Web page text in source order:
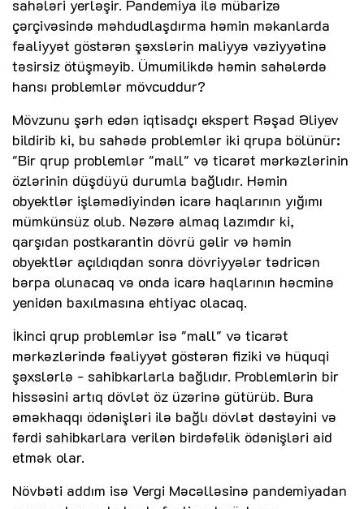
sahələri yerləşir. Pandemiya ilə mübarizə
çərçivəsində məhdudlaşdırma həmin məkanlarda
fəaliyyət göstərən şəxslərin maliyyə vəziyyətinə
təsirsiz ötüşməyib. Ümumilikdə həmin sahələrdə
hansı problemlər mövcuddur?
Mövzunu şərh edən iqtisadçı ekspert Rəşad Əliyev
bildirib ki, bu sahədə problemlər iki qrupa bölünür:
"Bir qrup problemlər "mall" və ticarət mərkəzlərinin
özlərinin düşdüyü durumla bağlıdır. Həmin
obyektlər işləmədiyindən icarə haqlarının yığımı
mümkünsüz olub. Nəzərə almaq lazımdır ki,
qarşıdan postkarantin dövrü gəlir və həmin
obyektlər açıldıqdan sonra dövriyyələr tədricən
bərpa olunacaq və onda icarə haqlarının həcminə
yenidən baxılmasına ehtiyac olacaq.
İkinci qrup problemlər isə "mall" və ticarət
mərkəzlərində fəaliyyət göstərən fiziki və hüquqi
şəxslərlə - sahibkarlarla bağlıdır. Problemlərin bir
hissəsini artıq dövlət öz üzərinə gütürüb. Bura
əməkhaqqı ödənişləri ilə bağlı dövlət dəstəyini və
fərdi sahibkarlara verilən birdəfəlik ödənişləri aid
etmək olar.
Növbəti addım isə Vergi Məcəlləsinə pandemiyadan